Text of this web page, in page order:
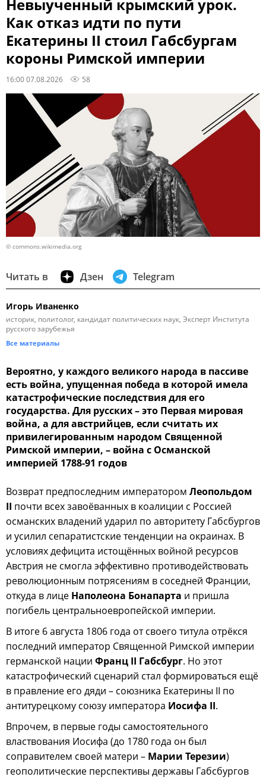
Невыученный крымский урок.
Как отказ идти по пути
Екатерины II стоил Габсбургам
короны Римской империи
16:00 07.08.2026 58
© commons.wikimedia.org
Читать в Дзен Telegram
Игорь Иваненко
историк, политолог, кандидат политических наук, Эксперт Института
русского зарубежья
Все материалы
Вероятно, у каждого великого народа в пассиве
есть война, упущенная победа в которой имела
катастрофические последствия для его
государства. Для русских – это Первая мировая
война, а для австрийцев, если считать их
привилегированным народом Священной
Римской империи, – война с Османской
империей 1788-91 годов
Возврат предпоследним императором Леопольдом
II почти всех завоёванных в коалиции с Россией
османских владений ударил по авторитету Габсбургов
и усилил сепаратистские тенденции на окраинах. В
условиях дефицита истощённых войной ресурсов
Австрия не смогла эффективно противодействовать
революционным потрясениям в соседней Франции,
откуда в лице Наполеона Бонапарта и пришла
погибель центральноевропейской империи.
В итоге 6 августа 1806 года от своего титула отрёкся
последний император Священной Римской империи
германской нации Франц II Габсбург. Но этот
катастрофический сценарий стал формироваться ещё
в правление его дяди – союзника Екатерины II по
антитурецкому союзу императора Иосифа II.
Впрочем, в первые годы самостоятельного
властвования Иосифа (до 1780 года он был
соправителем своей матери – Марии Терезии)
геополитические перспективы державы Габсбургов